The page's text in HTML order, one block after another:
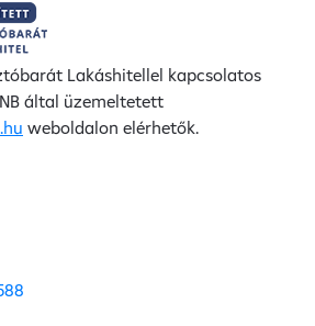
Lakáshitellel kapcsolatos
által üzemeltetett
weboldalon elérhetők.